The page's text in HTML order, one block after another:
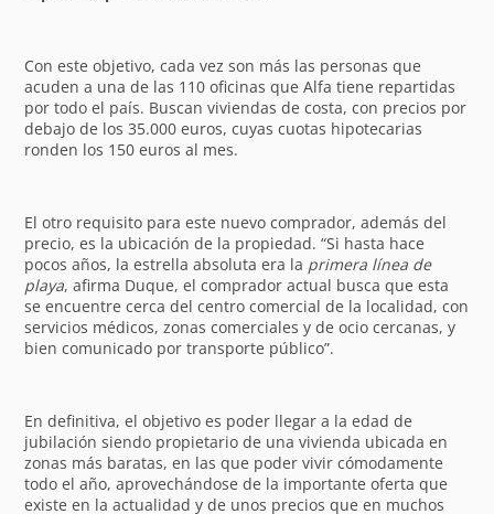
Con este objetivo, cada vez son más las personas que
acuden a una de las 110 oficinas que Alfa tiene repartidas
por todo el país. Buscan viviendas de costa, con precios por
debajo de los 35.000 euros, cuyas cuotas hipotecarias
ronden los 150 euros al mes.
El otro requisito para este nuevo comprador, además del
precio, es la ubicación de la propiedad. “Si hasta hace
pocos años, la estrella absoluta era la primera línea de
playa, afirma Duque, el comprador actual busca que esta
se encuentre cerca del centro comercial de la localidad, con
servicios médicos, zonas comerciales y de ocio cercanas, y
bien comunicado por transporte público”.
En definitiva, el objetivo es poder llegar a la edad de
jubilación siendo propietario de una vivienda ubicada en
zonas más baratas, en las que poder vivir cómodamente
todo el año, aprovechándose de la importante oferta que
existe en la actualidad y de unos precios que en muchos